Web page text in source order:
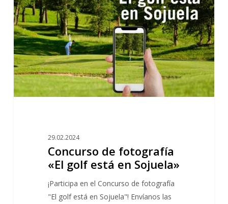
«El
golf
está
en
Sojuela»
29.02.2024
Concurso de fotografía
«El golf está en Sojuela»
¡Participa en el Concurso de fotografía
"El golf está en Sojuela"! Envíanos las